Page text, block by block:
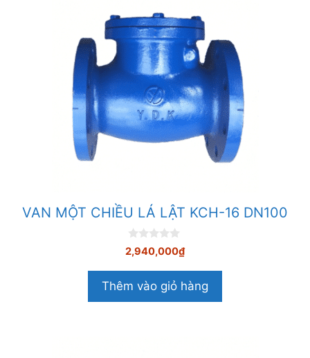
VAN MỘT CHIỀU LÁ LẬT KCH-16 DN100
0
n
à
5
2,940,000₫
Thêm vào giỏ hàng